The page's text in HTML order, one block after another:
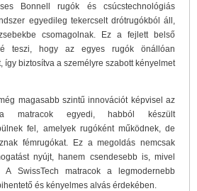
Bonnell rugók és csúcstechnológiás
egyedileg tekercselt drótrugókból áll,
csomagolnak. Ez a fejlett belső
teszi, hogy az egyes rugók önállóan
így biztosítva a személyre szabott kényelmet
magasabb szintű innovációt képvisel az
matracok egyedi, habból készült
fel, amelyek rugóként működnek, de
fémrugókat. Ez a megoldás nemcsak
nyújt, hanem csendesebb is, mivel
A SwissTech matracok a legmodernebb
és kényelmes alvás érdekében.